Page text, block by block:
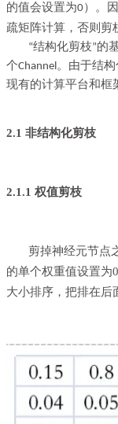
的值会设置为0）。
疏矩阵计算，否则剪
“结构化剪枝”的
个Channel。由于结
现有的计算平台和框
2.1 非结构化剪枝
2.1.1 权值剪枝
剪掉神经元节点
的单个权重值设置为
大小排序，把排在后